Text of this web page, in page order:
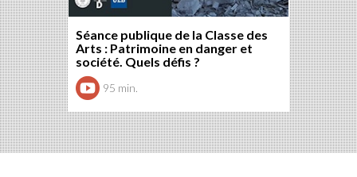
Séance publique de la Classe des
Arts : Patrimoine en danger et
société. Quels défis ?
95 min.